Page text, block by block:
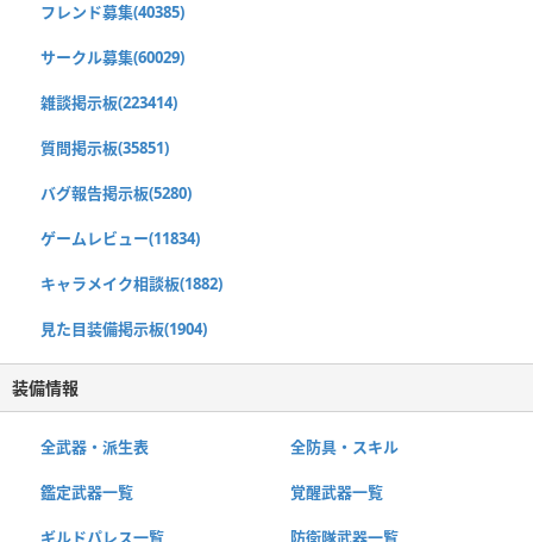
フレンド募集(40385)
サークル募集(60029)
雑談掲示板(223414)
質問掲示板(35851)
バグ報告掲示板(5280)
ゲームレビュー(11834)
キャラメイク相談板(1882)
見た目装備掲示板(1904)
装備情報
全武器・派生表 全防具・スキル
鑑定武器一覧 覚醒武器一覧
ギルドパレス一覧 防衛隊武器一覧